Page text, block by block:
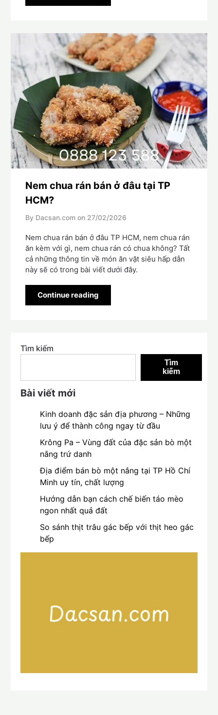
Nem chua rán bán ở đâu tại TP
HCM?
By Dacsan.com on 27/02/2026
Nem chua rán bán ở đâu TP HCM, nem chua rán
ăn kèm với gì, nem chua rán có chua không? Tất
cả những thông tin về món ăn vặt siêu hấp dẫn
này sẽ có trong bài viết dưới đây.
Continue reading
Tìm kiếm
Tìm
kiếm
Bài viết mới
Kinh doanh đặc sản địa phương – Những
lưu ý để thành công ngay từ đầu
Krông Pa – Vùng đất của đặc sản bò một
nắng trứ danh
Địa điểm bán bò một nắng tại TP Hồ Chí
Minh uy tín, chất lượng
Hướng dẫn bạn cách chế biến táo mèo
ngon nhất quả đất
So sánh thịt trâu gác bếp với thịt heo gác
bếp